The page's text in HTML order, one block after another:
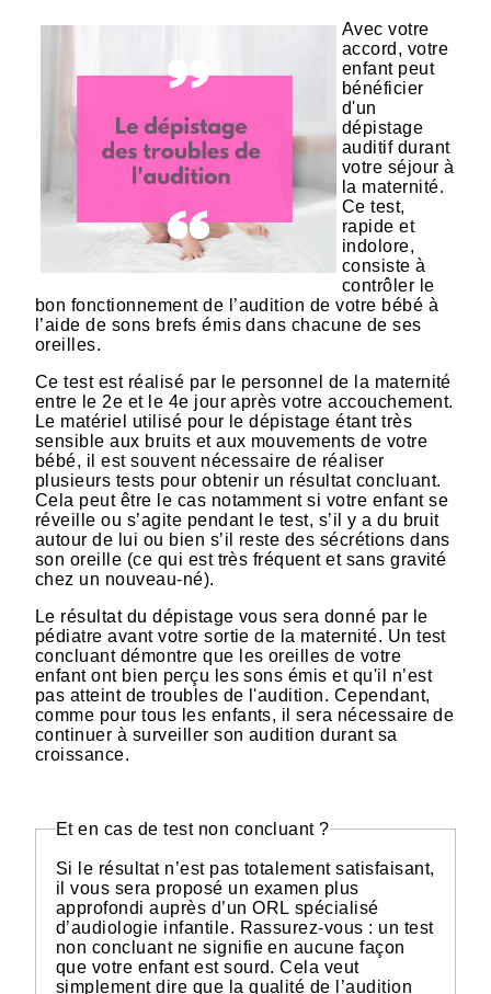
Avec votre
accord, votre
enfant peut
bénéficier
d'un
dépistage
auditif durant
votre séjour à
la maternité.
Ce test,
rapide et
indolore,
consiste à
contrôler le
bon fonctionnement de l’audition de votre bébé à
l’aide de sons brefs émis dans chacune de ses
oreilles.
Ce test est réalisé par le personnel de la maternité
entre le 2e et le 4e jour après votre accouchement.
Le matériel utilisé pour le dépistage étant très
sensible aux bruits et aux mouvements de votre
bébé, il est souvent nécessaire de réaliser
plusieurs tests pour obtenir un résultat concluant.
Cela peut être le cas notamment si votre enfant se
réveille ou s’agite pendant le test, s’il y a du bruit
autour de lui ou bien s’il reste des sécrétions dans
son oreille (ce qui est très fréquent et sans gravité
chez un nouveau-né).
Le résultat du dépistage vous sera donné par le
pédiatre avant votre sortie de la maternité. Un test
concluant démontre que les oreilles de votre
enfant ont bien perçu les sons émis et qu'il n’est
pas atteint de troubles de l'audition. Cependant,
comme pour tous les enfants, il sera nécessaire de
continuer à surveiller son audition durant sa
croissance.
Et en cas de test non concluant ?
Si le résultat n’est pas totalement satisfaisant,
il vous sera proposé un examen plus
approfondi auprès d’un ORL spécialisé
d’audiologie infantile. Rassurez-vous : un test
non concluant ne signifie en aucune façon
que votre enfant est sourd. Cela veut
simplement dire que la qualité de l’audition